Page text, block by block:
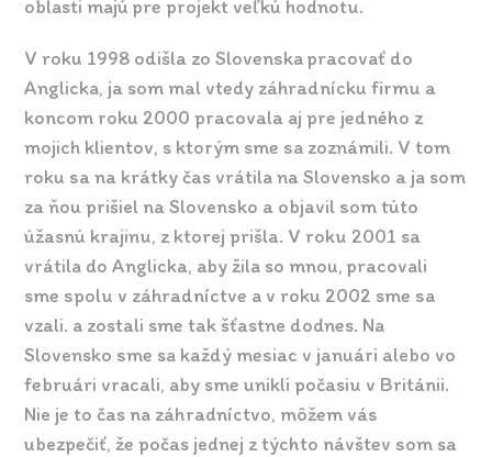
oblasti majú pre projekt veľkú hodnotu.
V roku 1998 odišla zo Slovenska pracovať do
Anglicka, ja som mal vtedy záhradnícku firmu a
koncom roku 2000 pracovala aj pre jedného z
mojich klientov, s ktorým sme sa zoznámili. V tom
roku sa na krátky čas vrátila na Slovensko a ja som
za ňou prišiel na Slovensko a objavil som túto
úžasnú krajinu, z ktorej prišla. V roku 2001 sa
vrátila do Anglicka, aby žila so mnou, pracovali
sme spolu v záhradníctve a v roku 2002 sme sa
vzali. a zostali sme tak šťastne dodnes. Na
Slovensko sme sa každý mesiac v januári alebo vo
februári vracali, aby sme unikli počasiu v Británii.
Nie je to čas na záhradníctvo, môžem vás
ubezpečiť, že počas jednej z týchto návštev som sa